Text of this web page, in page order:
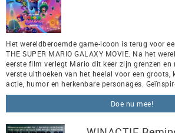
Het wereldberoemde game-icoon is terug voor
THE SUPER MARIO GALAXY MOVIE. Na het
eerste film verlegt Mario dit keer zijn grenzen en
verste uithoeken van het heelal voor een groots,
actie, humor en herkenbare personages.
Doe nu mee!